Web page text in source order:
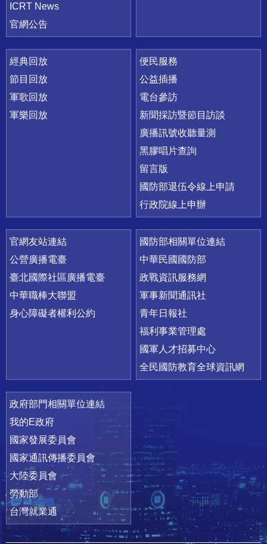
ICRT News
官網公告
經典回放
節目回放
軍歌回放
軍樂回放
便民服務
公益插播
電台參訪
新聞採訪暨節目訪談
廣播訊號收聽量測
黑膠唱片查詢
留言版
國防部退伍令線上申請
行政院線上申辦
官網友站連結
公營廣播電臺
臺北國際社區廣播電臺
中華職棒大聯盟
身心障礙者權利公約
國防部相關單位連結
中華民國國防部
政戰資訊服務網
軍事新聞通訊社
青年日報社
福利事業管理處
國軍人才招募中心
全民國防教育全球資訊網
政府部門相關單位連結
我的E政府
國家發展委員會
國家通訊傳播委員會
大陸委員會
勞動部
台灣就業通